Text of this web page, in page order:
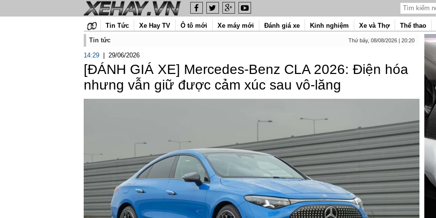
Tin Tức Xe Hay TV Ô tô mới Xe máy mới Đánh giá xe Kinh nghiệm Xe và Thợ Thể thao
Tin tức
Thứ bảy, 08/08/2026 | 20:20
14:29 29/06/2026
[ĐÁNH GIÁ XE] Mercedes-Benz CLA 2026: Điện hóa
nhưng vẫn giữ được cảm xúc sau vô-lăng